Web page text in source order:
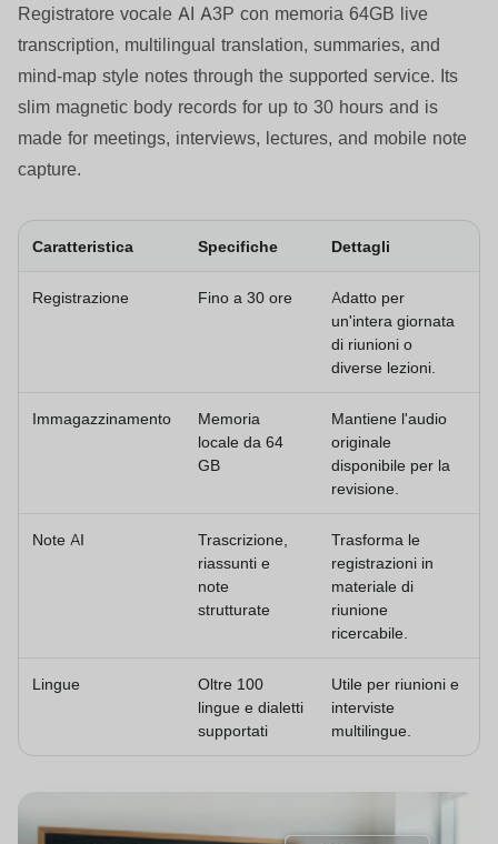
Registratore vocale AI A3P con memoria 64GB live
transcription, multilingual translation, summaries, and
mind-map style notes through the supported service. Its
slim magnetic body records for up to 30 hours and is
made for meetings, interviews, lectures, and mobile note
capture.
Caratteristica Specifiche Dettagli
Registrazione Fino a 30 ore
Adatto per
un'intera giornata
di riunioni o
diverse lezioni.
Immagazzinamento
Memoria
locale da 64
GB
Mantiene l'audio
originale
disponibile per la
revisione.
Note AI
Trascrizione,
riassunti e
note
strutturate
Trasforma le
registrazioni in
materiale di
riunione
ricercabile.
Lingue
Oltre 100
lingue e dialetti
supportati
Utile per riunioni e
interviste
multilingue.